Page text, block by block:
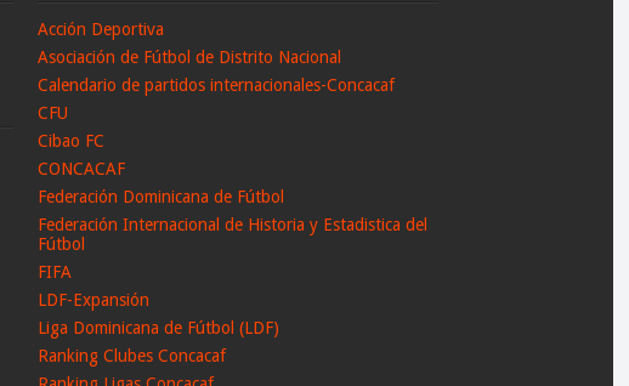
Acción Deportiva
Asociación de Fútbol de Distrito Nacional
Calendario de partidos internacionales-Concacaf
CFU
Cibao FC
CONCACAF
Federación Dominicana de Fútbol
Federación Internacional de Historia y Estadistica del
Fútbol
FIFA
LDF-Expansión
Liga Dominicana de Fútbol (LDF)
Ranking Clubes Concacaf